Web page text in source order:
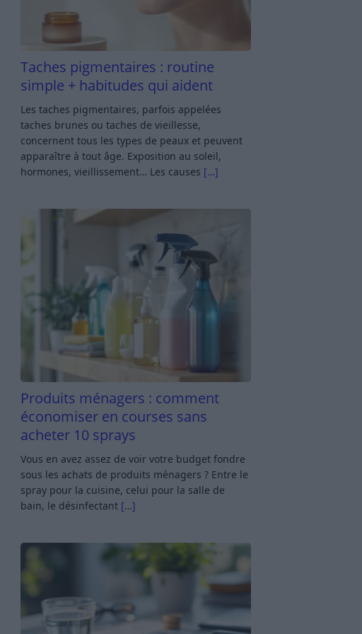
Taches pigmentaires : routine
simple + habitudes qui aident
Les taches pigmentaires, parfois appelées
taches brunes ou taches de vieillesse,
concernent tous les types de peaux et peuvent
apparaître à tout âge. Exposition au soleil,
hormones, vieillissement… Les causes […]
Produits ménagers : comment
économiser en courses sans
acheter 10 sprays
Vous en avez assez de voir votre budget fondre
sous les achats de produits ménagers ? Entre le
spray pour la cuisine, celui pour la salle de
bain, le désinfectant […]